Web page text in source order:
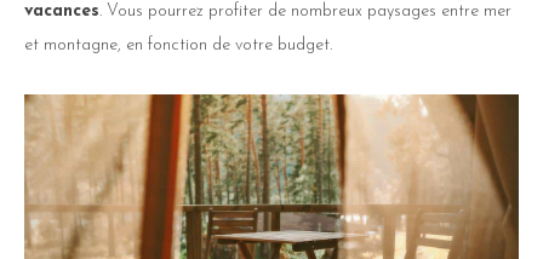
vacances. Vous pourrez profiter de nombreux paysages entre mer
et montagne, en fonction de votre budget.